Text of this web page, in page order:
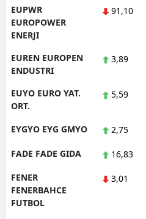
EUPWR
EUROPOWER
ENERJI
91,10
EUREN EUROPEN
ENDUSTRI
3,89
EUYO EURO YAT.
ORT.
5,59
EYGYO EYG GMYO 2,75
FADE FADE GIDA 16,83
FENER
FENERBAHCE
FUTBOL
3,01